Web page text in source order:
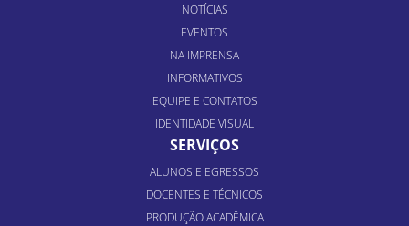
NOTÍCIAS
EVENTOS
NA IMPRENSA
INFORMATIVOS
EQUIPE E CONTATOS
IDENTIDADE VISUAL
SERVIÇOS
ALUNOS E EGRESSOS
DOCENTES E TÉCNICOS
PRODUÇÃO ACADÊMICA